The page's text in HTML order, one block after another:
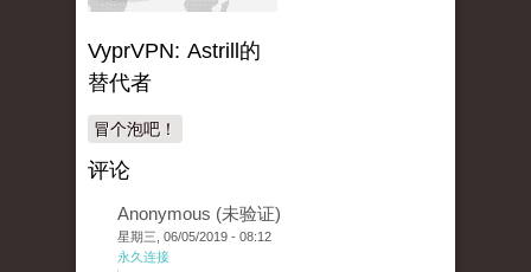
VyprVPN: Astrill的
替代者
冒个泡吧！
评论
Anonymous (未验证)
星期三, 06/05/2019 - 08:12
永久连接